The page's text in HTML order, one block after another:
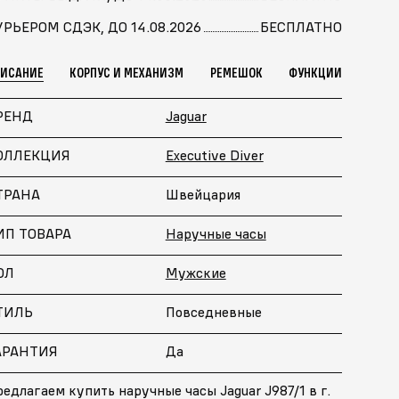
СДЭК, ДО 14.08.2026
БЕСПЛАТНО
КОРПУС И МЕХАНИЗМ РЕМЕШОК ФУНКЦИИ
Jaguar
Executive Diver
Швейцария
ТОВАРА Наручные часы
Мужские
Повседневные
Да
купить наручные часы Jaguar J987/1 в г.